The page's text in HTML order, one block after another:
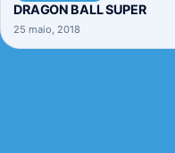
DRAGON BALL SUPER
25 maio, 2018